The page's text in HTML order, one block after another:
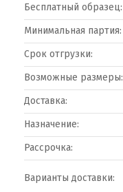
Бесплатный образец:
Минимальная партия:
Срок отгрузки:
Возможные размеры:
Доставка:
Назначение:
Рассрочка:
Варианты доставки: